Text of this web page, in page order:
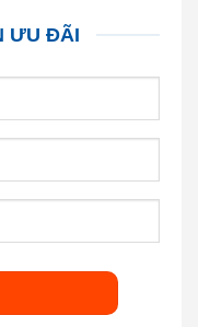
ƯU ĐÃI